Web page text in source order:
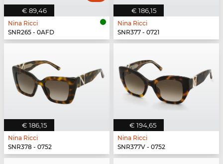
€ 89,46
Nina Ricci
SNR265 - 0AFD
€ 186,15
Nina Ricci
SNR377 - 0721
€ 186,15
Nina Ricci
SNR378 - 0752
€ 194,65
Nina Ricci
SNR377V - 0752